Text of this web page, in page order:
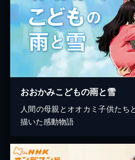
おおかみこどもの雨と雪
人間の母親とオオカミ子供たち
描いた感動物語